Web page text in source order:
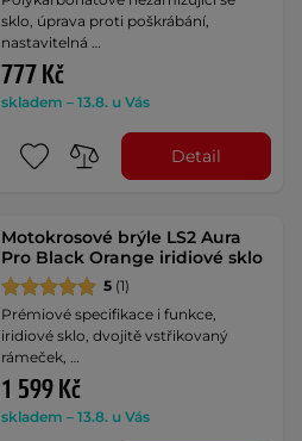
sklo, úprava proti poškrábání,
nastavitelná …
777 Kč
skladem – 13.8. u Vás
Detail
Motokrosové brýle LS2 Aura
Pro Black Orange iridiové sklo
5 (1)
Prémiové specifikace i funkce,
iridiové sklo, dvojitě vstřikovaný
rámeček, …
1 599 Kč
skladem – 13.8. u Vás